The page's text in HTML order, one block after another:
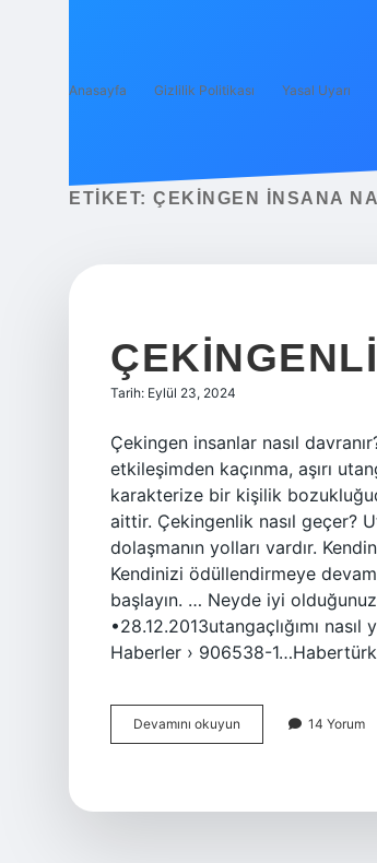
Anasayfa Gizlilik Politikası Yasal Uyarı
ETIKET: ÇEKINGEN INSANA
Tarih: Eylül 23, 2024
Çekingen insanlar nasıl
etkileşimden kaçınma, aşırı
karakterize bir kişilik
aittir. Çekingenlik nasıl geçer?
dolaşmanın yolları vardır.
Kendinizi ödüllendirmeye
başlayın. … Neyde iyi
•28.12.2013utangaçlığımı
Haberler › 906538-
Devamını okuyun Çekingenlik
Neden
14 Yorum